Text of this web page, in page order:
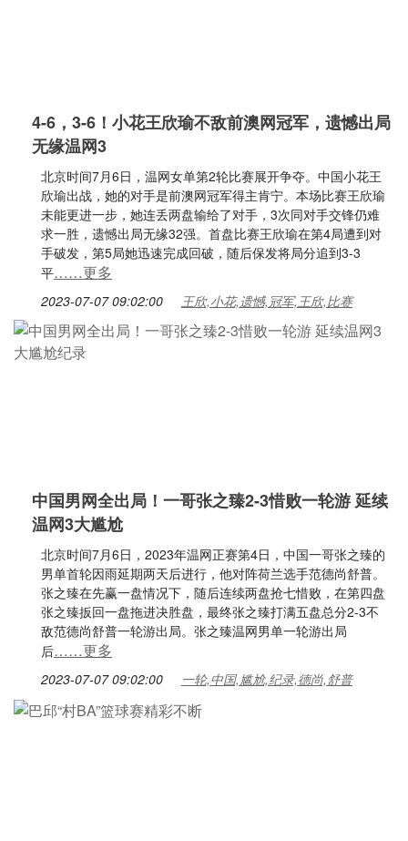
4-6，3-6！小花王欣瑜不敌前澳网冠军，遗憾出局
无缘温网3
北京时间7月6日，温网女单第2轮比赛展开争夺。中国小花王
欣瑜出战，她的对手是前澳网冠军得主肯宁。本场比赛王欣瑜
未能更进一步，她连丢两盘输给了对手，3次同对手交锋仍难
求一胜，遗憾出局无缘32强。首盘比赛王欣瑜在第4局遭到对
手破发，第5局她迅速完成回破，随后保发将局分追到3-3
平……更多
2023-07-07 09:02:00 王欣,小花,遗憾,冠军,王欣,比赛
中国男网全出局！一哥张之臻2-3惜败一轮游 延续
温网3大尴尬
北京时间7月6日，2023年温网正赛第4日，中国一哥张之臻的
男单首轮因雨延期两天后进行，他对阵荷兰选手范德尚舒普。
张之臻在先赢一盘情况下，随后连续两盘抢七惜败，在第四盘
张之臻扳回一盘拖进决胜盘，最终张之臻打满五盘总分2-3不
敌范德尚舒普一轮游出局。张之臻温网男单一轮游出局
后……更多
2023-07-07 09:02:00 一轮,中国,尴尬,纪录,德尚,舒普